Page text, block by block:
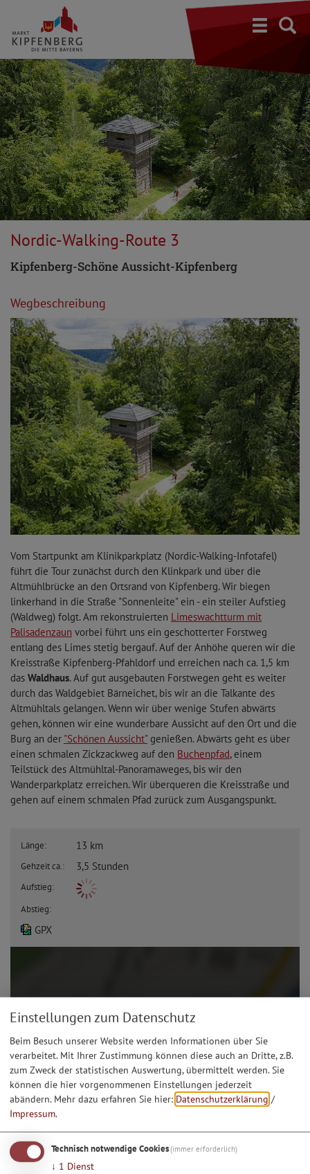
Nordic-Walking-Route 3
Kipfenberg-Schöne Aussicht-Kipfenberg
Wegbeschreibung
Vom Startpunkt am Klinikparkplatz (Nordic-Walking-Infotafel)
führt die Tour zunächst durch den Klinkpark und über die
Altmühlbrücke an den Ortsrand von Kipfenberg. Wir biegen
linkerhand in die Straße "Sonnenleite" ein - ein steiler Aufstieg
(Waldweg) folgt. Am rekonstruierten Limeswachtturm mit
Palisadenzaun vorbei führt uns ein geschotterter Forstweg
entlang des Limes stetig bergauf. Auf der Anhöhe queren wir die
Kreisstraße Kipfenberg-Pfahldorf und erreichen nach ca. 1,5 km
das Waldhaus. Auf gut ausgebauten Forstwegen geht es weiter
durch das Waldgebiet Bärneichet, bis wir an die Talkante des
Altmühltals gelangen. Wenn wir über wenige Stufen abwärts
gehen, können wir eine wunderbare Aussicht auf den Ort und die
Burg an der "Schönen Aussicht" genießen. Abwärts geht es über
einen schmalen Zickzackweg auf den Buchenpfad, einem
Teilstück des Altmühltal-Panoramaweges, bis wir den
Wanderparkplatz erreichen. Wir überqueren die Kreisstraße und
gehen auf einem schmalen Pfad zurück zum Ausgangspunkt.
Länge: 13 km
Gehzeit ca.: 3,5 Stunden
Aufstieg:
Abstieg:
GPX
Möchten Sie von Google Maps bereitgestellte externe
Einstellungen zum Datenschutz
Beim Besuch unserer Website werden Informationen über Sie
verarbeitet. Mit Ihrer Zustimmung können diese auch an Dritte, z.B.
zum Zweck der statistischen Auswertung, übermittelt werden. Sie
können die hier vorgenommenen Einstellungen jederzeit
abändern. Mehr dazu erfahren Sie hier: Datenschutzerklärung /
Impressum.
Technisch notwendige Cookies(immer erforderlich)
↓ 1 Dienst